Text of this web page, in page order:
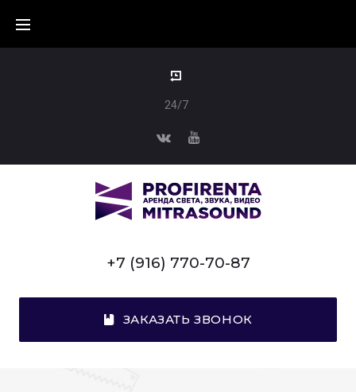
24/7
+7 (916) 770-70-87
ЗАКАЗАТЬ ЗВОНОК